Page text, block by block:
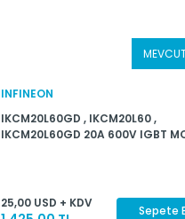
INFINEON
IKCM20L60GD , IKCM20L60 ,
IKCM20L60GD 20A 600V IGBT
25,00 USD + KDV
Sepete